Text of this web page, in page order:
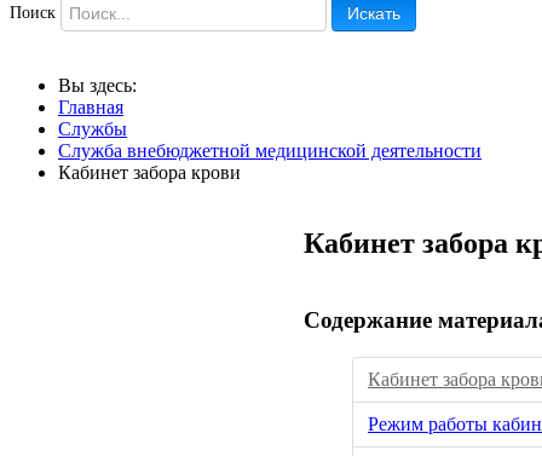
Поиск Искать
Вы здесь:
Главная
Службы
Служба внебюджетной медицинской деятельности
Кабинет забора крови
Кабинет забора
Содержание
Кабинет забора
Режим работы